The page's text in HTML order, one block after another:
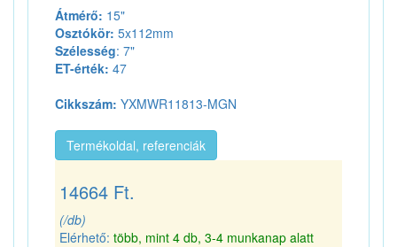
Átmérő: 15"
Osztókör: 5x112mm
Szélesség: 7"
ET-érték: 47
Cikkszám: YXMWR11813-MGN
Termékoldal, referenciák
14664 Ft.
(/db)
Elérhető: több, mint 4 db, 3-4 munkanap alatt